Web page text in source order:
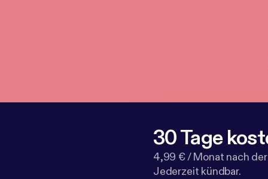
30 Tage
4,99 € / Monat nach
Jederzeit kündbar.